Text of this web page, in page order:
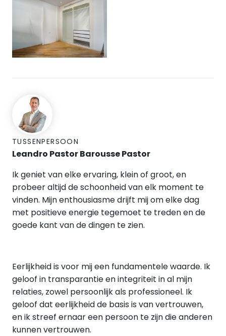
TUSSENPERSOON
Leandro Pastor Barousse Pastor
Ik geniet van elke ervaring, klein of groot, en
probeer altijd de schoonheid van elk moment te
vinden. Mijn enthousiasme drijft mij om elke dag
met positieve energie tegemoet te treden en de
goede kant van de dingen te zien.
Eerlijkheid is voor mij een fundamentele waarde. Ik
geloof in transparantie en integriteit in al mijn
relaties, zowel persoonlijk als professioneel. Ik
geloof dat eerlijkheid de basis is van vertrouwen,
en ik streef ernaar een persoon te zijn die anderen
kunnen vertrouwen.